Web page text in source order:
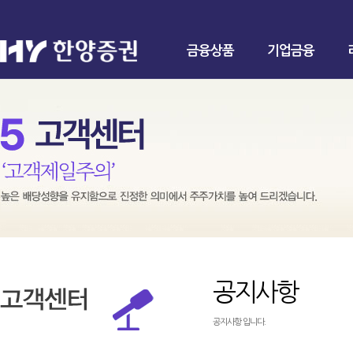
금융상품 기업금융
공지사항
공지사항 입니다.